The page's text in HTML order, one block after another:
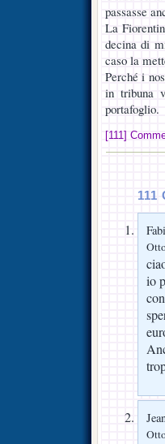
passasse
La
decina di
caso la
Perché i
in tribuna
portafoglio.
[111]
111
io